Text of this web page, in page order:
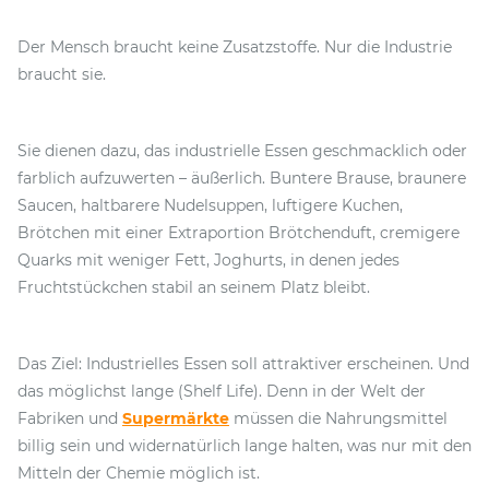
Der Mensch braucht keine Zusatzstoffe. Nur die Industrie
braucht sie.
Sie dienen dazu, das industrielle Essen geschmacklich oder
farblich aufzuwerten – äußerlich. Buntere Brause, braunere
Saucen, haltbarere Nudelsuppen, luftigere Kuchen,
Brötchen mit einer Extraportion Brötchenduft, cremigere
Quarks mit weniger Fett, Joghurts, in denen jedes
Fruchtstückchen stabil an seinem Platz bleibt.
Das Ziel: Industrielles Essen soll attraktiver erscheinen. Und
das möglichst lange (Shelf Life). Denn in der Welt der
Fabriken und Supermärkte müssen die Nahrungsmittel
billig sein und widernatürlich lange halten, was nur mit den
Mitteln der Chemie möglich ist.